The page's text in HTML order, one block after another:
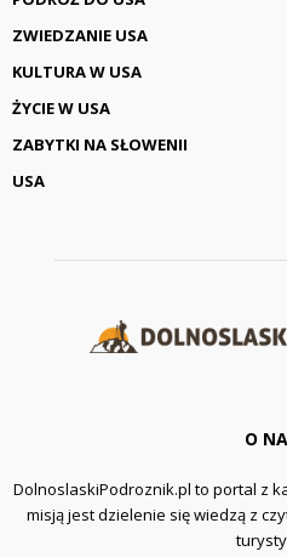
ZWIEDZANIE USA
KULTURA W USA
ŻYCIE W USA
ZABYTKI NA SŁOWENII
USA
O
DolnoslaskiPodroznik.pl to portal z
misją jest dzielenie się wiedzą z